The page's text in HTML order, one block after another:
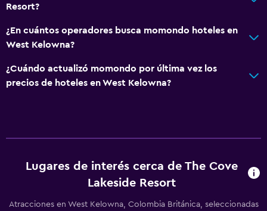
Resort?
¿En cuántos operadores busca momondo hoteles en
West Kelowna?
¿Cuándo actualizó momondo por última vez los
precios de hoteles en West Kelowna?
Lugares de interés cerca de The Cove
Lakeside Resort
Atracciones en West Kelowna, Colombia Británica, seleccionadas